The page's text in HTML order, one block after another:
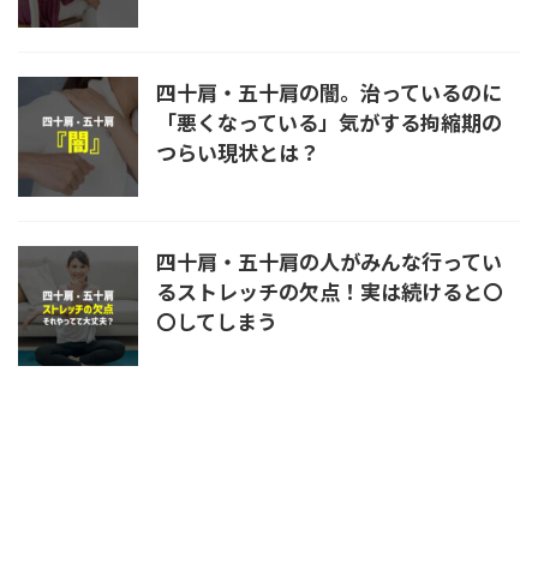
四十肩・五十肩の闇。治っているのに
「悪くなっている」気がする拘縮期の
つらい現状とは？
四十肩・五十肩の人がみんな行ってい
るストレッチの欠点！実は続けると〇
〇してしまう